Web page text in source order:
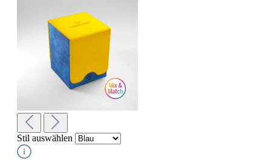
Stil auswählen